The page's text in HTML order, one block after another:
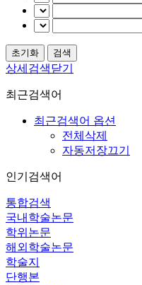
상세검색닫기
최근검색어
최근검색어 옵션
전체삭제
자동저장끄기
인기검색어
통합검색
국내학술논문
학위논문
해외학술논문
학술지
단행본